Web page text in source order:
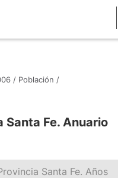
/ Población /
Fe. Anuario
Santa Fe. Años